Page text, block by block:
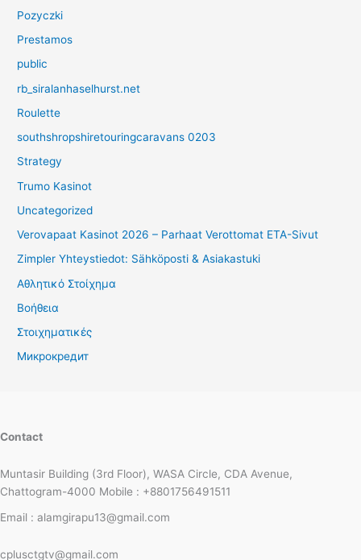
Pozyczki
Prestamos
public
rb_siralanhaselhurst.net
Roulette
southshropshiretouringcaravans 0203
Strategy
Trumo Kasinot
Uncategorized
Verovapaat Kasinot 2026 – Parhaat Verottomat ETA-Sivut
Zimpler Yhteystiedot: Sähköposti & Asiakastuki
Αθλητικό Στοίχημα
Βοήθεια
Στοιχηματικές
Микрокредит
Contact
Muntasir Building (3rd Floor), WASA Circle, CDA Avenue,
Chattogram-4000 Mobile : +8801756491511
Email : alamgirapu13@gmail.com
cplusctgtv@gmail.com